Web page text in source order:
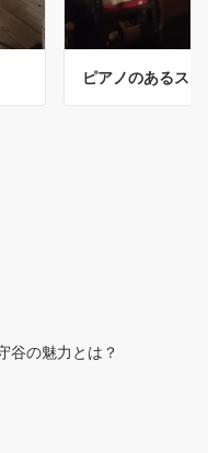
ピアノのあるス
谷の魅力とは？